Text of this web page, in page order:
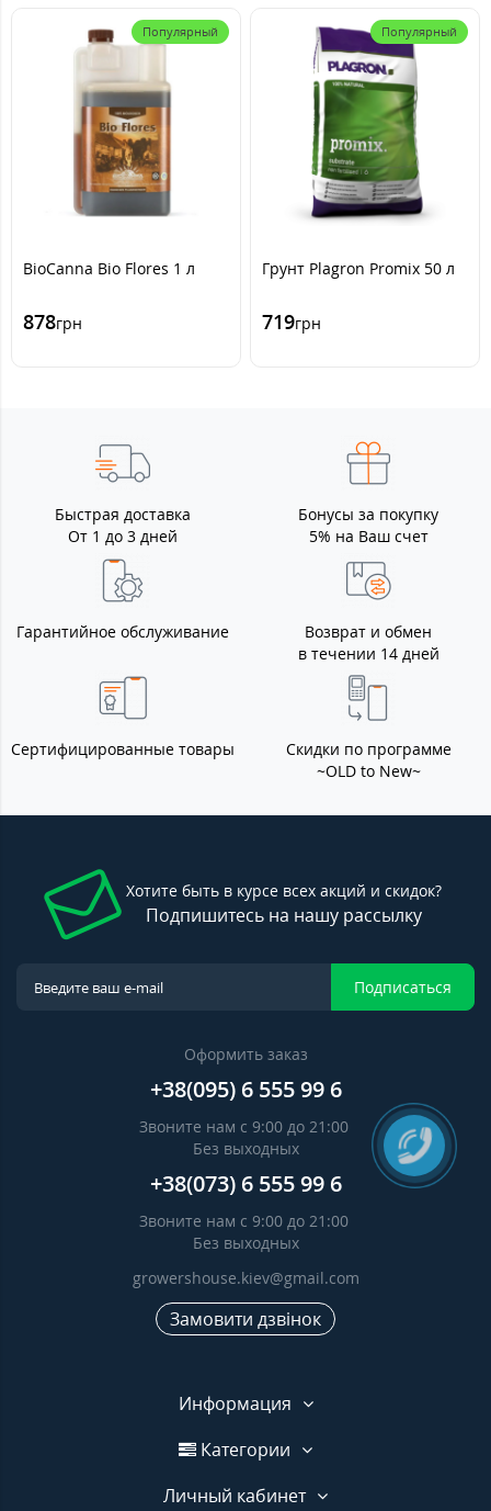
Популярный
BioCanna Bio Flores 1 л
878грн
Популярный
Грунт Plagron Promix 50 л
719грн
Быстрая доставка
От 1 до 3 дней
Бонусы за покупку
5% на Ваш счет
Гарантийное обслуживание
Возврат и обмен
в течении 14 дней
Сертифицированные товары
Скидки по программе
~OLD to New~
Хотите быть в курсе всех акций и скидок?
Подпишитесь на нашу рассылку
Подписаться
Оформить заказ
+38(095) 6 555 99 6
Звоните нам с 9:00 до 21:00
Без выходных
+38(073) 6 555 99 6
Звоните нам с 9:00 до 21:00
Без выходных
growershouse.kiev@gmail.com
Замовити дзвінок
Информация
Категории
Личный кабинет